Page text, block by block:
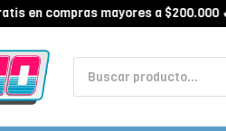
compras mayores a $200.000 🔥